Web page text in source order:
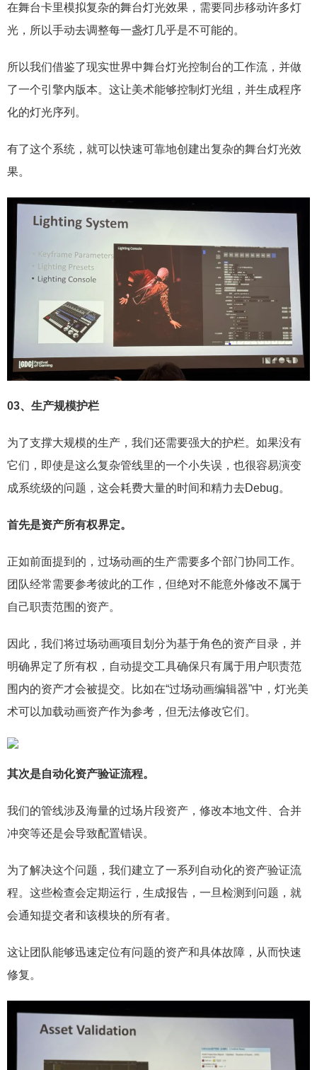
在舞台卡里模拟复杂的舞台灯光效果，需要同步移动许多灯
光，所以手动去调整每一盏灯几乎是不可能的。
所以我们借鉴了现实世界中舞台灯光控制台的工作流，并做
了一个引擎内版本。这让美术能够控制灯光组，并生成程序
化的灯光序列。
有了这个系统，就可以快速可靠地创建出复杂的舞台灯光效
果。
03、 生产规模护栏
为了支撑大规模的生产，我们还需要强大的护栏。如果没有
它们，即使是这么复杂管线里的一个小失误，也很容易演变
成系统级的问题，这会耗费大量的时间和精力去Debug。
首先是资产所有权界定。
正如前面提到的，过场动画的生产需要多个部门协同工作。
团队经常需要参考彼此的工作，但绝对不能意外修改不属于
自己职责范围的资产。
因此，我们将过场动画项目划分为基于角色的资产目录，并
明确界定了所有权，自动提交工具确保只有属于用户职责范
围内的资产才会被提交。比如在“过场动画编辑器”中，灯光美
术可以加载动画资产作为参考，但无法修改它们。
其次是自动化资产验证流程。
我们的管线涉及海量的过场片段资产，修改本地文件、合并
冲突等还是会导致配置错误。
为了解决这个问题，我们建立了一系列自动化的资产验证流
程。这些检查会定期运行，生成报告，一旦检测到问题，就
会通知提交者和该模块的所有者。
这让团队能够迅速定位有问题的资产和具体故障，从而快速
修复。